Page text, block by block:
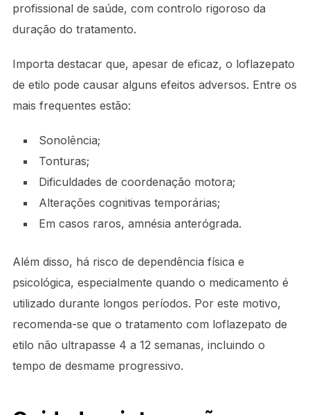
profissional de saúde, com controlo rigoroso da
duração do tratamento.
Importa destacar que, apesar de eficaz, o loflazepato
de etilo pode causar alguns efeitos adversos. Entre os
mais frequentes estão:
Sonolência;
Tonturas;
Dificuldades de coordenação motora;
Alterações cognitivas temporárias;
Em casos raros, amnésia anterógrada.
Além disso, há risco de dependência física e
psicológica, especialmente quando o medicamento é
utilizado durante longos períodos. Por este motivo,
recomenda-se que o tratamento com loflazepato de
etilo não ultrapasse 4 a 12 semanas, incluindo o
tempo de desmame progressivo.